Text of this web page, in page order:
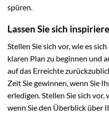
spüren.
Lassen Sie sich
Stellen Sie sich vor, wie es
klaren Plan zu beginnen und
auf das Erreichte
Zeit Sie gewinnen, wenn Sie
erledigen. Stellen Sie sich vor,
wenn Sie den Überblick über